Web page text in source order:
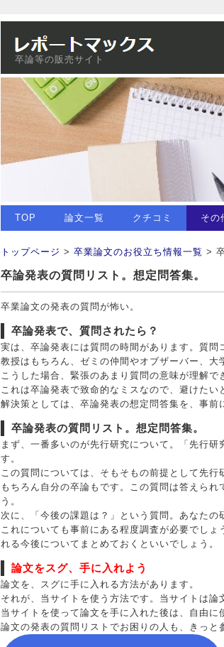
卒論等の販売サイト
TOP 論文一覧 クチコミ その
トップページ > 卒業論文のお役立ち情報一覧 >
卒論発表の質問リスト。想定問答集。
卒業論文の発表の質問が怖い。
卒論発表で、質問されたら？
実は、卒論発表には質問の時間があります。質問
教授はもちろん、ゼミの仲間やオブザーバー、大
こうした場合、緊張のあまり質問の意味が理解
これは卒論発表で致命的なミスなので、避けたい
解決策としては、卒論発表の想定問答集を、事前
卒論発表の質問リスト。想定問答集。
まず、一番多いのが先行研究について。「先行
す。
この質問については、そもそもの前提として先行
もちろん自分の卒論もです。この質問は答えら
う。
次に、「今後の課題は？」という質問。あなたの
これについても事前にある程度調査が必要でし
れる今後についてまとめておくといいでしょう。
論文をスグ、手に入れよう
論文を、スグに手に入れる方法があります。
それが、当サイトを使う方法です。当サイトは論
当サイトを使って論文を手に入れた後は、自由に
論文の発表の質問リストでお困りの人も、きっと